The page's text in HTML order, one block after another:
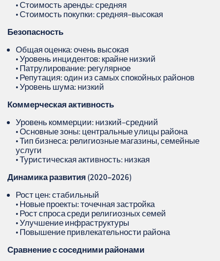
• Стоимость аренды: средняя
• Стоимость покупки: средняя–высокая
Безопасность
Общая оценка: очень высокая
• Уровень инцидентов: крайне низкий
• Патрулирование: регулярное
• Репутация: один из самых спокойных районов
• Уровень шума: низкий
Коммерческая активность
Уровень коммерции: низкий–средний
• Основные зоны: центральные улицы района
• Тип бизнеса: религиозные магазины, семейные
услуги
• Туристическая активность: низкая
Динамика развития (2020–2026)
Рост цен: стабильный
• Новые проекты: точечная застройка
• Рост спроса среди религиозных семей
• Улучшение инфраструктуры
• Повышение привлекательности района
Сравнение с соседними районами